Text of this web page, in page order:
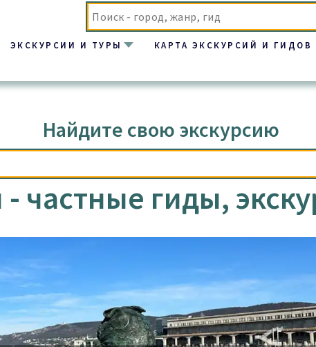
ЭКСКУРСИИ И ТУРЫ КАРТА ЭКСКУРСИЙ И ГИДОВ
Найдите свою экскурсию
частные гиды,